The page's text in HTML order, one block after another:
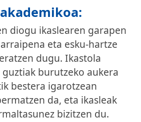
diogu ikaslearen garapen
eta esku-hartze
dugu. Ikastola
burutzeko aukera
bestera igarotzean
da, eta ikasleak
bizitzen du.